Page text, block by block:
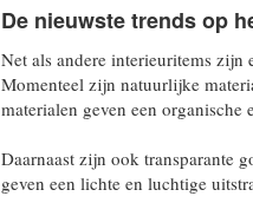
De nieuwste trends op
Net als andere interieuritems zijn
Momenteel zijn natuurlijke
materialen geven een
Daarnaast zijn ook transparante
geven een lichte en luchtige